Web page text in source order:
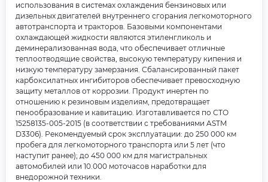
использования в системах охлаждения бензиновых или
дизельных двигателей внутреннего сгорания легкомоторного
автотранспорта и тракторов. Базовыми компонентами
охлаждающей жидкости являются этиленгликоль и
деминерализованная вода, что обеспечивает отличные
теплоотводящие свойства, высокую температуру кипения и
низкую температуру замерзания. Сбалансированный пакет
карбоксилатных ингибиторов обеспечивает превосходную
защиту металлов от коррозии. Продукт инертен по
отношению к резиновым изделиям, предотвращает
пенообразование и кавитацию. Изготавливается по СТО
15258135-005-2015 (в соответствии с требованиями ASTM
D3306). Рекомендуемый срок эксплуатации: до 250 000 км
пробега для легкомоторного транспорта или 5 лет (что
наступит ранее); до 450 000 км для магистральных
автомобилей или 10.000 моточасов наработки для
внедорожной техники.